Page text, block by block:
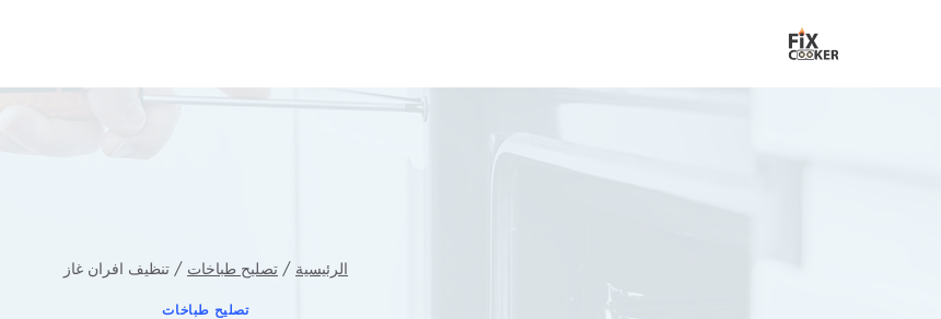
الرئيسية / تصليح طباخات / تنظيف افران غاز
تصليح طباخات